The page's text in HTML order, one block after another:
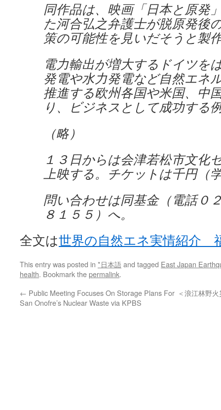
同作品は、映画「日本と原発
た河合弘之弁護士が脱原発後
策の可能性を見いだそうと製
電力輸出が増大するドイツを
発電や水力発電など自然エネ
推進する欧州各国や米国、中
り、ビジネスとして成功する
（略）
１３日からは会津若松市文化
上映する。チケットは千円（
問い合わせは同基金（電話０
８１５５）へ。
全文は世界の自然エネ実情紹介
This entry was posted in *日本語and tagged East Japan
health. Bookmark thepermalink.
← Public Meeting Focuses On Storage Plans For
San Onofre’s Nuclear Waste via KPBS
＜浪江林野